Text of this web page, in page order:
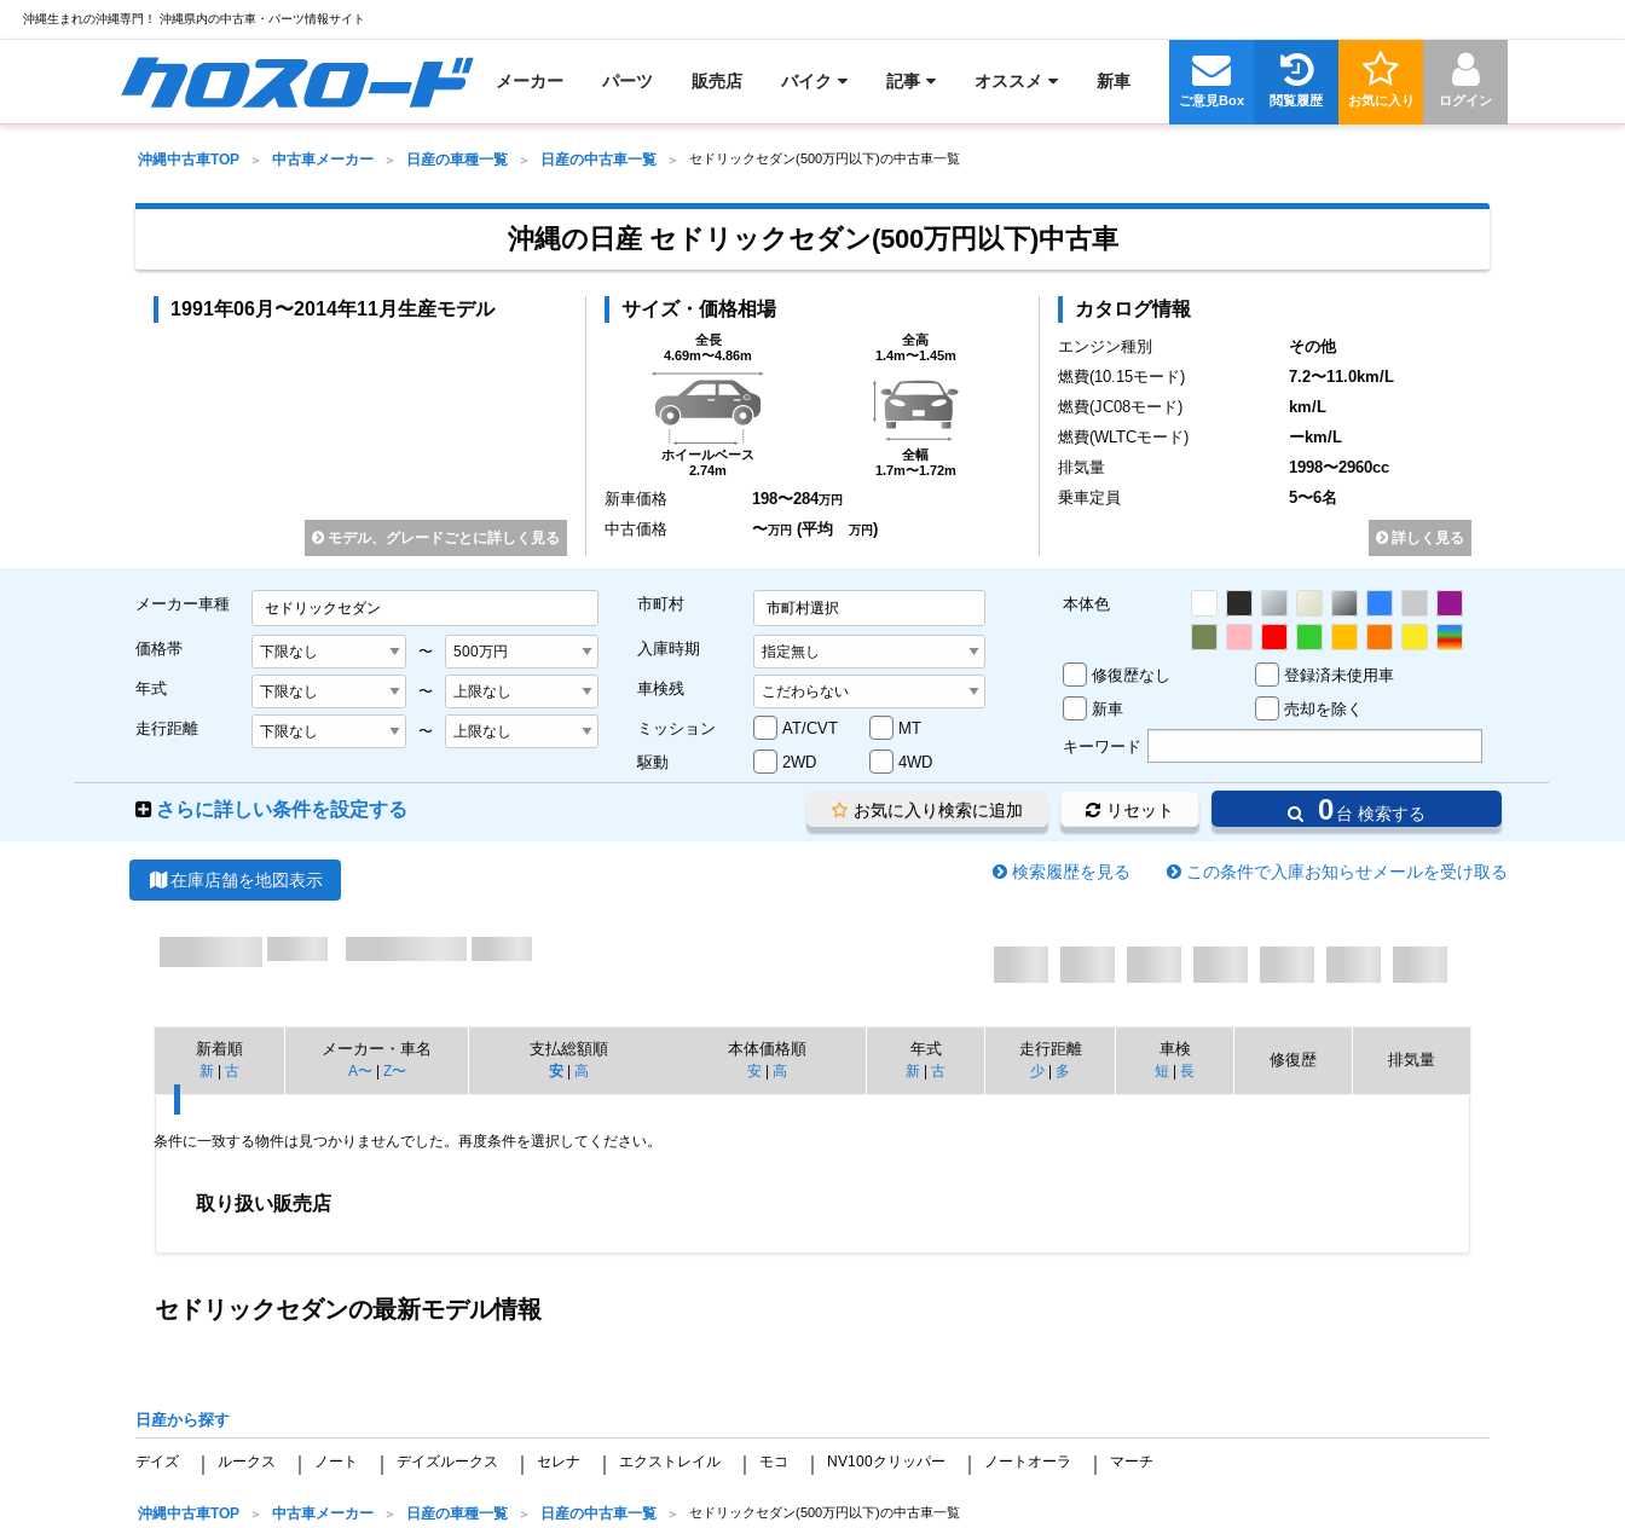
沖縄生まれの沖縄専門！ 沖縄県内の中古車・パーツ情報サイト
メーカー パーツ 販売店 バイク 記事 オススメ 新車
ログイン
お気に入り
閲覧履歴
ご意見Box
沖縄中古車TOP 中古車メーカー 日産の車種一覧 日産の中古車一覧 セドリックセダン(500万円以下)の中古車一覧
沖縄の日産 セドリックセダン(500万円以下)中古車
1991年06月〜2014年11月生産モデル
モデル、グレードごとに詳しく見る
サイズ・価格相場
全長
4.69m〜4.86m
ホイールベース
2.74m
全高
1.4m〜1.45m
全幅
1.7m〜1.72m
新車価格 198〜284万円
中古価格 〜万円 (平均万円)
カタログ情報
エンジン種別
その他
燃費(10.15モード)
7.2〜11.0km/L
燃費(JC08モード)
km/L
燃費(WLTCモード)
ーkm/L
排気量
1998〜2960cc
乗車定員
5〜6名
詳しく見る
メーカー車種 セドリックセダン
価格帯 〜
年式 〜
走行距離 〜
市町村 市町村選択
入庫時期
車検残
ミッション AT/CVT
MT
駆動
2WD 4WD
本体色
修復歴なし
登録済未使用車
新車
売却を除く
キーワード
さらに詳しい条件を設定する 0台 検索する
リセット
お気に入り検索に追加
在庫店舗を地図表示 この条件で入庫お知らせメールを受け取る
検索履歴を見る
新着順
新 | 古
メーカー・車名
A〜| Z〜
支払総額順
安| 高
本体価格順
安| 高
年式
新 | 古
走行距離
少 | 多
車検
短 | 長
修復歴 排気量
条件に一致する物件は見つかりませんでした。再度条件を選択してください。
取り扱い販売店
0
セドリックセダンの最新モデル情報
日産から探す
デイズ ルークス ノート デイズルークス セレナ エクストレイル モコ NV100クリッパー ノートオーラ マーチ
沖縄中古車TOP 中古車メーカー 日産の車種一覧 日産の中古車一覧 セドリックセダン(500万円以下)の中古車一覧